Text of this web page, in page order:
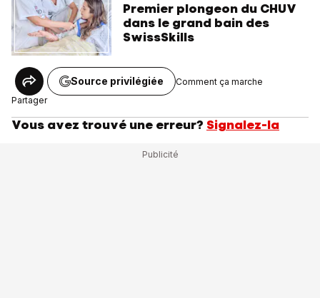
Premier plongeon du CHUV
dans le grand bain des
SwissSkills
Partager
Source privilégiée Comment ça marche
Vous avez trouvé une erreur? Signalez-la